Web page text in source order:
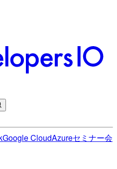
Google CloudAzureセミナー会